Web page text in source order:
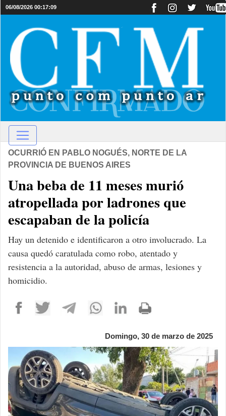
06/08/2026 00:17:09
OCURRIÓ EN PABLO NOGUÉS, NORTE DE LA
PROVINCIA DE BUENOS AIRES
Una beba de 11 meses murió
atropellada por ladrones que
escapaban de la policía
Hay un detenido e identificaron a otro involucrado. La
causa quedó caratulada como robo, atentado y
resistencia a la autoridad, abuso de armas, lesiones y
homicidio.
Domingo, 30 de marzo de 2025